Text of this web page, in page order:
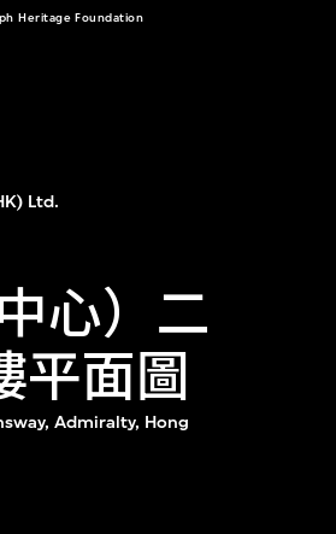
Heritage Foundation
Ltd.
心）二
平面圖
Admiralty, Hong